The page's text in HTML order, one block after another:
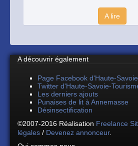
A lire
A découvrir également
Page Facebook d'Haute-
Twitter d'Haute-Savoie-
Les derniers ajouts
Punaises de lit à Annemasse
Désinsectification
©2007-2016 Réalisation Freelance
légales / Devenez annonceur.